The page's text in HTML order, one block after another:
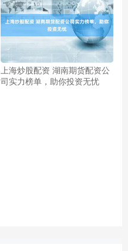
上海炒股配资 湖南期货配资公
司实力榜单，助你投资无忧